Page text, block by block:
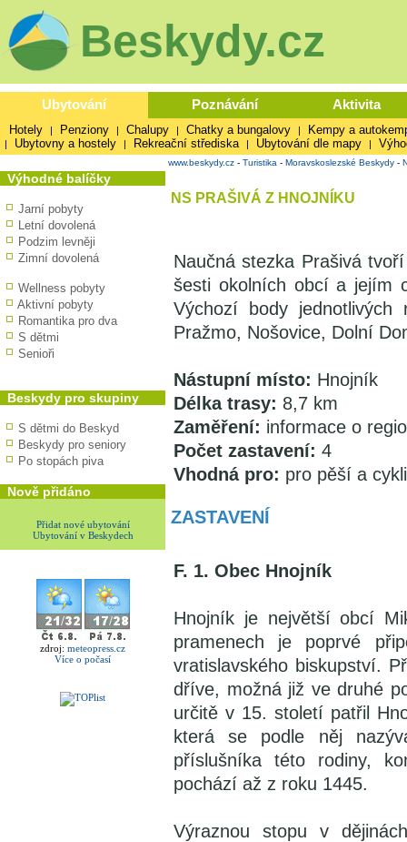
Beskydy.cz
Ubytování Poznávání Aktivita
Hotely | Penziony | Chalupy | Chatky a bungalovy | Kempy a
| Ubytovny a hostely | Rekreační střediska | Ubytování dle mapy |
Výhodné balíčky
Jarní pobyty
Letní dovolená
Podzim levněji
Zimní dovolená
Wellness pobyty
Aktivní pobyty
Romantika pro dva
S dětmi
Senioři
Beskydy pro skupiny
S dětmi do Beskyd
Beskydy pro seniory
Po stopách piva
Nově přidáno
Přidat nové ubytování
Ubytování v Beskydech
zdroj: meteopress.cz
Více o počasí
www.beskydy.cz - Turistika - Moravskoslezské Beskydy -
NS PRAŠIVÁ Z HNOJNÍKU
Naučná stezka Prašivá
šesti okolních obcí a jejím
Výchozí body
Pražmo, Nošovice, Dolní
Nástupní místo: Hnojník
Délka trasy: 8,7 km
Zaměření: informace o
Počet zastavení: 4
Vhodná pro: pro pěší a
ZASTAVENÍ
F. 1. Obec Hnojník
Hnojník je největší obcí
pramenech je poprvé
vratislavského biskupství.
dříve, možná již ve druhé
určitě v 15. století patřil
která se podle něj
příslušníka této rodiny,
pochází až z roku 1445.
Výraznou stopu v